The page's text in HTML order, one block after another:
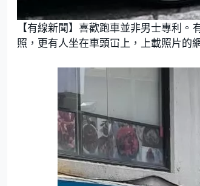
【有線新聞】喜歡跑車並非男士專利
照，更有人坐在車頭冚上，上載照片的